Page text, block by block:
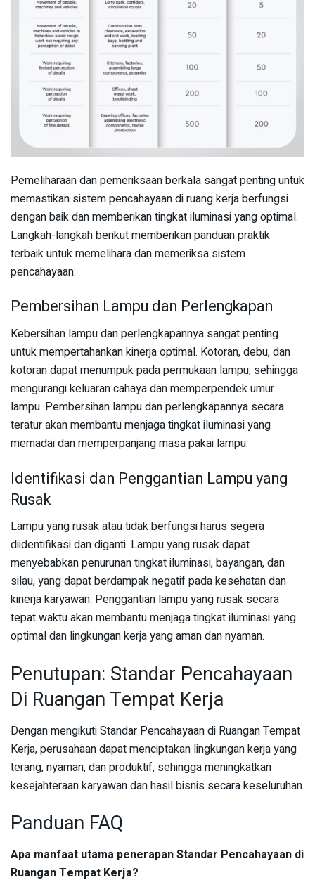
Pemeliharaan dan pemeriksaan berkala sangat penting untuk
memastikan sistem pencahayaan di ruang kerja berfungsi
dengan baik dan memberikan tingkat iluminasi yang optimal.
Langkah-langkah berikut memberikan panduan praktik
terbaik untuk memelihara dan memeriksa sistem
pencahayaan:
Pembersihan Lampu dan Perlengkapan
Kebersihan lampu dan perlengkapannya sangat penting
untuk mempertahankan kinerja optimal. Kotoran, debu, dan
kotoran dapat menumpuk pada permukaan lampu, sehingga
mengurangi keluaran cahaya dan memperpendek umur
lampu. Pembersihan lampu dan perlengkapannya secara
teratur akan membantu menjaga tingkat iluminasi yang
memadai dan memperpanjang masa pakai lampu.
Identifikasi dan Penggantian Lampu yang
Rusak
Lampu yang rusak atau tidak berfungsi harus segera
diidentifikasi dan diganti. Lampu yang rusak dapat
menyebabkan penurunan tingkat iluminasi, bayangan, dan
silau, yang dapat berdampak negatif pada kesehatan dan
kinerja karyawan. Penggantian lampu yang rusak secara
tepat waktu akan membantu menjaga tingkat iluminasi yang
optimal dan lingkungan kerja yang aman dan nyaman.
Penutupan: Standar Pencahayaan
Di Ruangan Tempat Kerja
Dengan mengikuti Standar Pencahayaan di Ruangan Tempat
Kerja, perusahaan dapat menciptakan lingkungan kerja yang
terang, nyaman, dan produktif, sehingga meningkatkan
kesejahteraan karyawan dan hasil bisnis secara keseluruhan.
Panduan FAQ
Apa manfaat utama penerapan Standar Pencahayaan di
Ruangan Tempat Kerja?